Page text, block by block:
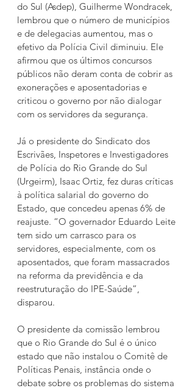
do Sul (Asdep), Guilherme Wondracek,
lembrou que o número de municípios
e de delegacias aumentou, mas o
efetivo da Polícia Civil diminuiu. Ele
afirmou que os últimos concursos
públicos não deram conta de cobrir as
exonerações e aposentadorias e
criticou o governo por não dialogar
com os servidores da segurança.
Já o presidente do Sindicato dos
Escrivães, Inspetores e Investigadores
de Polícia do Rio Grande do Sul
(Urgeirm), Isaac Ortiz, fez duras críticas
à política salarial do governo do
Estado, que concedeu apenas 6% de
reajuste. “O governador Eduardo Leite
tem sido um carrasco para os
servidores, especialmente, com os
aposentados, que foram massacrados
na reforma da previdência e da
reestruturação do IPE-Saúde”,
disparou.
O presidente da comissão lembrou
que o Rio Grande do Sul é o único
estado que não instalou o Comitê de
Políticas Penais, instância onde o
debate sobre os problemas do sistema